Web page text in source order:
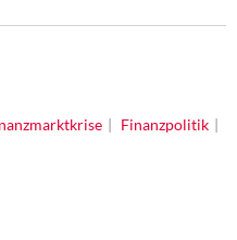
Finanzpolitik